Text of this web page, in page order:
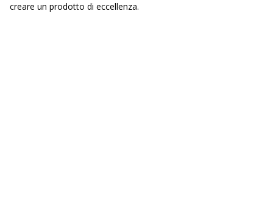
creare un prodotto di eccellenza.